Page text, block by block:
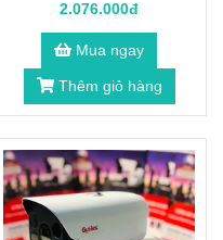
2.076.000đ
Mua ngay
Thêm giỏ hàng